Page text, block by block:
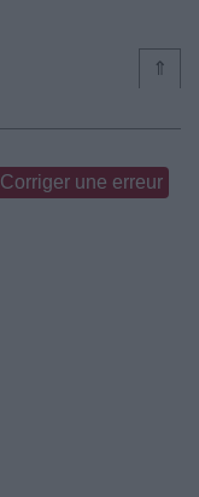
⇑
Corriger une erreur